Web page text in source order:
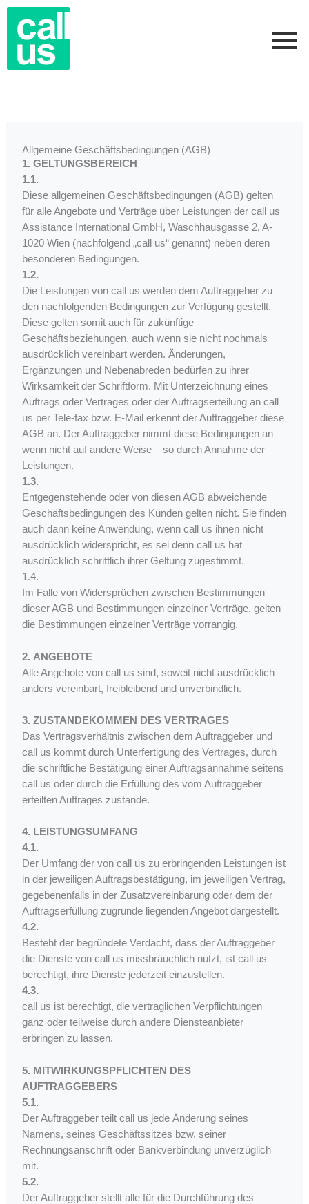
Zum
Inhalt
springen
Allgemeine Geschäftsbedingungen (AGB)
1. GELTUNGSBEREICH
1.1.
Diese allgemeinen Geschäftsbedingungen (AGB) gelten
für alle Angebote und Verträge über Leistungen der call us
Assistance International GmbH, Waschhausgasse 2, A-
1020 Wien (nachfolgend „call us“ genannt) neben deren
besonderen Bedingungen.
1.2.
Die Leistungen von call us werden dem Auftraggeber zu
den nachfolgenden Bedingungen zur Verfügung gestellt.
Diese gelten somit auch für zukünftige
Geschäftsbeziehungen, auch wenn sie nicht nochmals
ausdrücklich vereinbart werden. Änderungen,
Ergänzungen und Nebenabreden bedürfen zu ihrer
Wirksamkeit der Schriftform. Mit Unterzeichnung eines
Auftrags oder Vertrages oder der Auftragserteilung an call
us per Tele-fax bzw. E-Mail erkennt der Auftraggeber diese
AGB an. Der Auftraggeber nimmt diese Bedingungen an –
wenn nicht auf andere Weise – so durch Annahme der
Leistungen.
1.3.
Entgegenstehende oder von diesen AGB abweichende
Geschäftsbedingungen des Kunden gelten nicht. Sie finden
auch dann keine Anwendung, wenn call us ihnen nicht
ausdrücklich widerspricht, es sei denn call us hat
ausdrücklich schriftlich ihrer Geltung zugestimmt.
1.4.
Im Falle von Widersprüchen zwischen Bestimmungen
dieser AGB und Bestimmungen einzelner Verträge, gelten
die Bestimmungen einzelner Verträge vorrangig.
2. ANGEBOTE
Alle Angebote von call us sind, soweit nicht ausdrücklich
anders vereinbart, freibleibend und unverbindlich.
3.ZUSTANDEKOMMEN DES VERTRAGES
Das Vertragsverhältnis zwischen dem Auftraggeber und
call us kommt durch Unterfertigung des Vertrages, durch
die schriftliche Bestätigung einer Auftragsannahme seitens
call us oder durch die Erfüllung des vom Auftraggeber
erteilten Auftrages zustande.
4. LEISTUNGSUMFANG
4.1.
Der Umfang der von call us zu erbringenden Leistungen ist
in der jeweiligen Auftragsbestätigung, im jeweiligen Vertrag,
gegebenenfalls in der Zusatzvereinbarung oder dem der
Auftragserfüllung zugrunde liegenden Angebot dargestellt.
4.2.
Besteht der begründete Verdacht, dass der Auftraggeber
die Dienste von call us missbräuchlich nutzt, ist call us
berechtigt, ihre Dienste jederzeit einzustellen.
4.3.
call us ist berechtigt, die vertraglichen Verpflichtungen
ganz oder teilweise durch andere Diensteanbieter
erbringen zu lassen.
5. MITWIRKUNGSPFLICHTEN DES
AUFTRAGGEBERS
5.1.
Der Auftraggeber teilt call us jede Änderung seines
Namens, seines Geschäftssitzes bzw. seiner
Rechnungsanschrift oder Bankverbindung unverzüglich
mit.
5.2.
Der Auftraggeber stellt alle für die Durchführung des